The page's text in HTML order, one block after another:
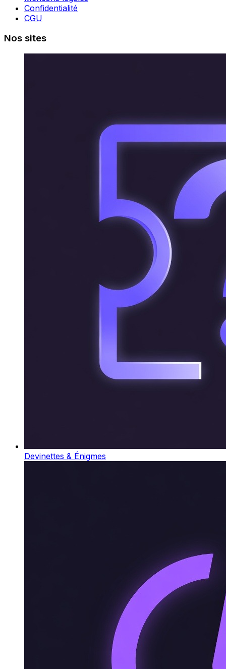
Confidentialité
CGU
Nos sites
Devinettes & Énigmes